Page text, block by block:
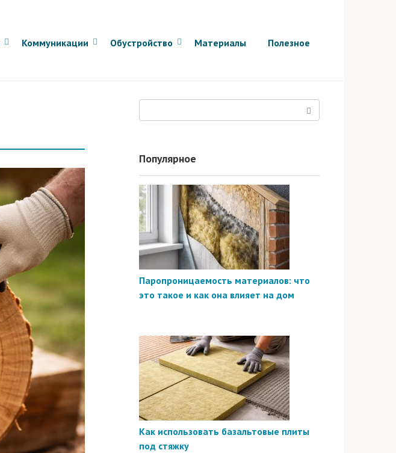
Коммуникации Обустройство Материалы Полезное
Популярное
Паропроницаемость материалов: что
это такое и как она влияет на дом
Как использовать базальтовые плиты
под стяжку